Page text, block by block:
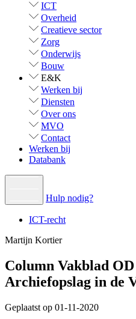
ICT
Overheid
Creatieve sector
Zorg
Onderwijs
Bouw
E&K
Werken bij
Diensten
Over ons
MVO
Contact
Werken bij
Databank
Hulp nodig?
ICT-recht
Martijn Kortier
Column Vakblad
Archiefopslag in de
Geplaatst op 01-11-2020